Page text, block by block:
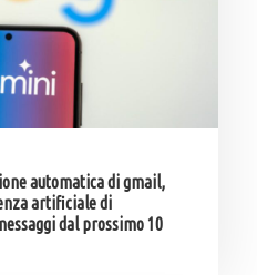
automatica di gmail,
artificiale di
dal prossimo 10